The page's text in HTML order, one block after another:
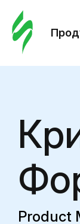
Product